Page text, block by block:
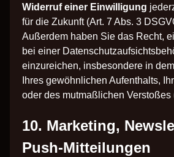
Widerruf einer Einwilligung
für die Zukunft (Art. 7 Abs. 3
Außerdem haben Sie das Recht,
bei einer
einzureichen, insbesondere in
Ihres gewöhnlichen Aufenthalts,
oder des mutmaßlichen Verstoßes
10. Marketing,
Push-Mitteilungen